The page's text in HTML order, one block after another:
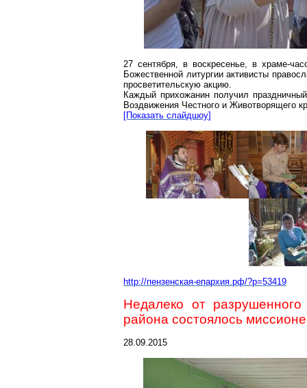
27 сентября, в воскресенье, в храме-
Божественной литургии активисты
просветительскую акцию.
Каждый прихожанин получил
Воздвижения Честного и Животворящего
[Показать слайдшоу]
http://пензенская-епархия.рф/?p=53419
Недалеко от
района состоялось
28.09.2015